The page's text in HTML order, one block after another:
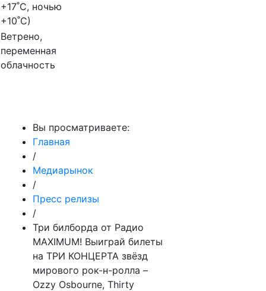
+17˚C, ночью
+10˚C)
Ветрено,
переменная
облачность
Вы просматриваете:
Главная
/
Медиарынок
/
Пресс релизы
/
Три билборда от Радио
MAXIMUM! Выиграй билеты
на ТРИ КОНЦЕРТА звёзд
мирового рок-н-ролла –
Ozzy Osbourne, Thirty